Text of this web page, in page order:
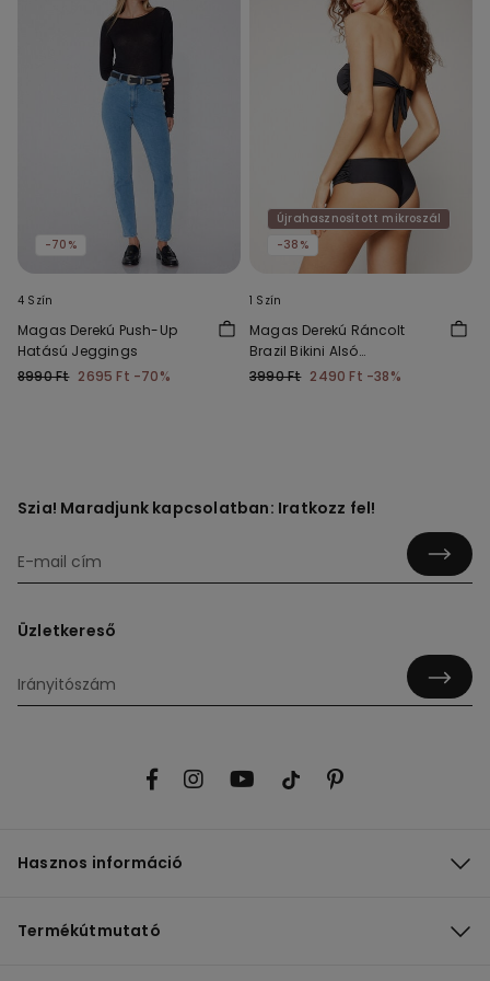
-70%
4 Szín
Magas Derekú Push-Up
Hatású Jeggings
8990 Ft 2695 Ft -70%
Újrahasznosított mikroszál
-38%
1 Szín
Magas Derekú Ráncolt
Brazil Bikini Alsó
Újrahasznosított
3990 Ft 2490 Ft -38%
Szia! Maradjunk kapcsolatban: Iratkozz fel!
Üzletkereső
Hasznos információ
Termékútmutató